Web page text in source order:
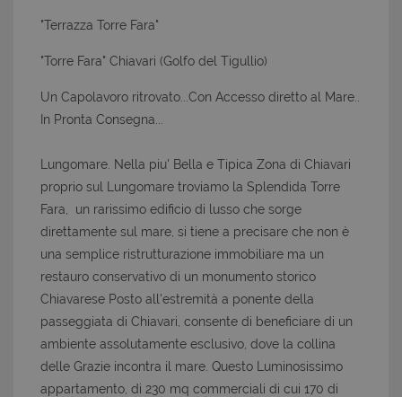
"Terrazza Torre Fara"
"Torre Fara" Chiavari (Golfo del Tigullio)
Un Capolavoro ritrovato...Con Accesso diretto al Mare..
In Pronta Consegna...
Lungomare. Nella piu' Bella e Tipica Zona di Chiavari
proprio sul Lungomare troviamo la Splendida Torre
Fara, un rarissimo edificio di lusso che sorge
direttamente sul mare, si tiene a precisare che non è
una semplice ristrutturazione immobiliare ma un
restauro conservativo di un monumento storico
Chiavarese Posto all'estremità a ponente della
passeggiata di Chiavari, consente di beneficiare di un
ambiente assolutamente esclusivo, dove la collina
delle Grazie incontra il mare. Questo Luminosissimo
appartamento, di 230 mq commerciali di cui 170 di